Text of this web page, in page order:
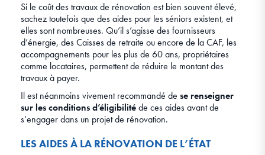
Si le coût des travaux de rénovation est bien souvent élevé,
sachez toutefois que des aides pour les séniors existent, et
elles sont nombreuses. Qu’il s’agisse des fournisseurs
d’énergie, des Caisses de retraite ou encore de la CAF, les
accompagnements pour les plus de 60 ans, propriétaires
comme locataires, permettent de réduire le montant des
travaux à payer.
Il est néanmoins vivement recommandé de se renseigner
sur les conditions d’éligibilitéde ces aides avant de
s’engager dans un projet de rénovation.
LES AIDES À LA RÉNOVATION DE L’ÉTAT